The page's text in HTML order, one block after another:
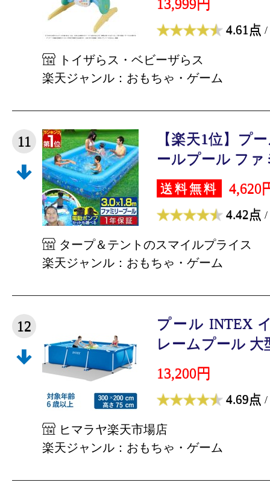
13,999円
4.61点 /
トイザらス・ベビーザらス
楽天ジャンル：おもちゃ・ゲーム
11
【楽天1位】プ
ールプール ファ
送料無料 4,620
4.42点 /
タープ＆テントのスマイルプライス
楽天ジャンル：おもちゃ・ゲーム
12
プール INTEX
レームプール 大
13,200円
4.69点 /
ヒマラヤ楽天市場店
楽天ジャンル：おもちゃ・ゲーム